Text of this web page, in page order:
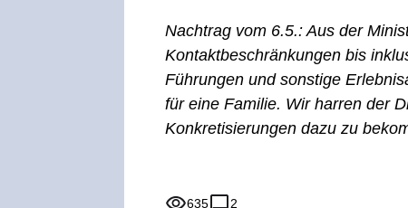
Nachtrag vom 6.5.: Aus der
Kontaktbeschränkungen bis
Führungen und sonstige
für eine Familie. Wir harren der
Konkretisierungen dazu zu
635 2